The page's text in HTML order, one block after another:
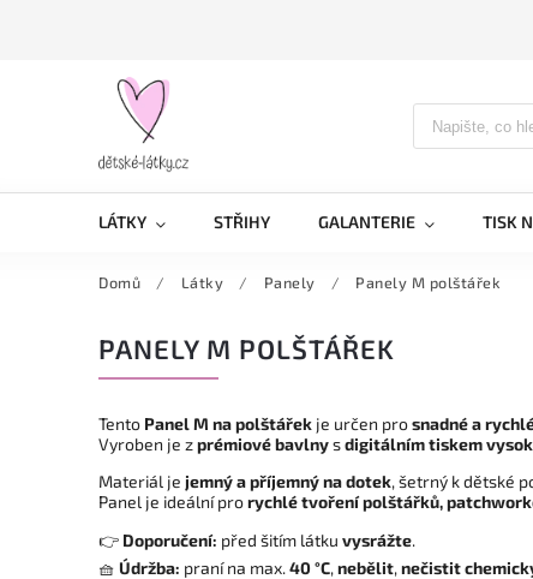
LÁTKY STŘIHY GALANTERIE TISK
Domů / Látky / Panely / Panely M polštářek
PANELY M POLŠTÁŘEK
Tento Panel M na polštářek je určen prosnadné a
Vyroben je zprémiové bavlnysdigitálním tiskem
Materiál je jemný a příjemný na dotek, šetrný k dětské
Panel je ideální prorychlé tvoření polštářků,
👉 Doporučení: před šitím látku vysrážte.
🧺 Údržba: praní na max.40 °C,nebělit,nečistit